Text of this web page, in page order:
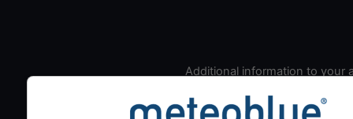
Additional information to your
Look for dark blue colors